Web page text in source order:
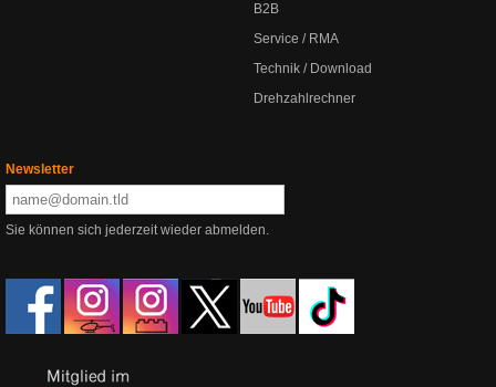
B2B
Service / RMA
Technik / Download
Drehzahlrechner
Newsletter
Sie können sich jederzeit wieder abmelden.